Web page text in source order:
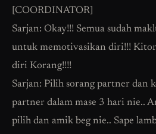
[COORDINATOR]
Sarjan: Okay!!! Semua sudah
untuk memotivasikan diri!!!
diri Korang!!!!
Sarjan: Pilih sorang partner dan
partner dalam mase 3 hari nie..
pilih dan amik beg nie.. Sape